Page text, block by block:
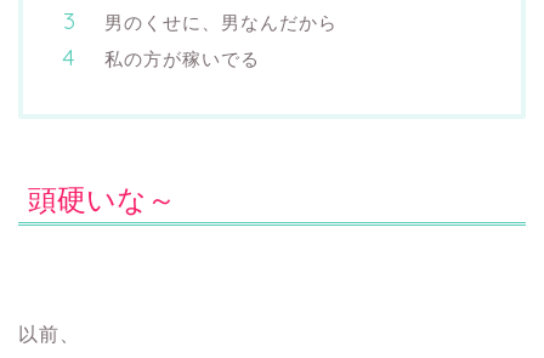
男のくせに、男なんだから
私の方が稼いでる
頭硬いな～
以前、